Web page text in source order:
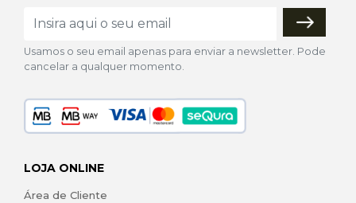
Usamos o seu email apenas para enviar a newsletter. Pode
cancelar a qualquer momento.
LOJA ONLINE
Área de Cliente